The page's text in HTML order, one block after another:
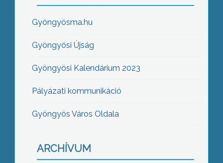
Gyöngyösma.hu
Gyöngyösi Újság
Gyöngyösi Kalendárium 2023
Pályázati kommunikáció
Gyöngyös Város Oldala
ARCHÍVUM